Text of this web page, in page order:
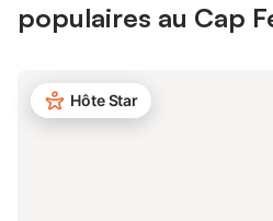
populaires au Cap
Hôte Star